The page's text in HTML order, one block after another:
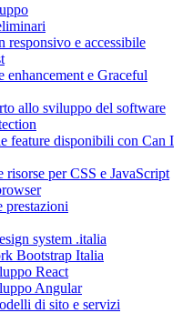
responsivo e accessibile
enhancement e Graceful
allo sviluppo del software
feature disponibili con Can I
risorse per CSS e JavaScript
prestazioni
system .italia
Bootstrap Italia
React
Angular
di sito e servizi